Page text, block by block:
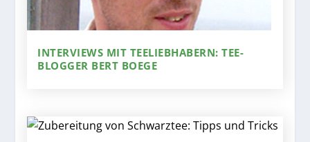
INTERVIEWS MIT TEELIEBHABERN: TEE-
BLOGGER BERT BOEGE